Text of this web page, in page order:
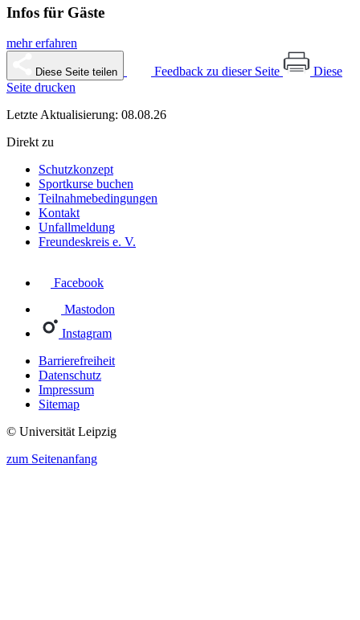
Infos für Gäste
mehr erfahren
Diese Seite teilen Feedback zu dieser Seite
Diese
Seite drucken
Letzte Aktualisierung: 08.08.26
Direkt zu
Schutzkonzept
Sportkurse buchen
Teilnahmebedingungen
Kontakt
Unfallmeldung
Freundeskreis e. V.
Facebook
Mastodon
Instagram
Barrierefreiheit
Datenschutz
Impressum
Sitemap
© Universität Leipzig
zum Seitenanfang